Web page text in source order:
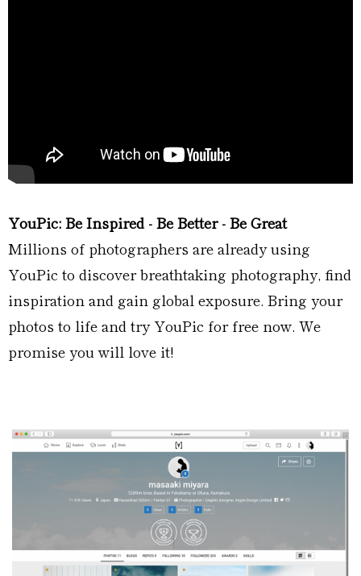
YouPic: Be Inspired - Be Better - Be Great
Millions of photographers are already using
YouPic to discover breathtaking photography, find
inspiration and gain global exposure. Bring your
photos to life and try YouPic for free now. We
promise you will love it!